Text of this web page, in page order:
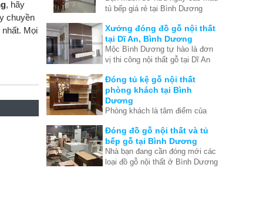
, hãy
chuyền
Mọi
khi việc xây dựng nhà đã hoàn
những ưu điểm để bạn thấy
được rằng thật ra tủ bếp cũng
rất quan trong quá trình tạo nên
nội thất căn nhà hoàn hảo.
tủ bếp giá rẻ tại Bình Dương
chất lượng hoàn mỹ nhất?
Xưởng đóng đồ gỗ nội thất
tại Dĩ An, Bình Dương
Mộc Bình Dương tự hào là đơn
vị thi công nội thất gỗ tại Dĩ An
Chuyên thi công đồ gỗ nội thất
theo yêu cầu tại Dĩ An, Bình
Dương
Đóng tủ kệ gỗ nội thất
phòng khách tại Bình
Dương
Phòng khách là tâm điểm của
Vì vậy bạn cần phải tìm đúng
nơi đóng đồ gỗ nội thất phòng
khách ở Bình Dương vừa tốt
vừa rẻ.
Đóng đồ gỗ nội thất và tủ
bếp gỗ tại Bình Dương
Nhà bạn đang cần đóng mới các
loại đồ gỗ nội thất ở Bình Dương